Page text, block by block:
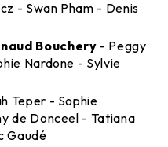
- Swan Pham - Denis
Bouchery - Peggy
Nardone - Sylvie
Teper - Sophie
de Donceel - Tatiana
Gaudé